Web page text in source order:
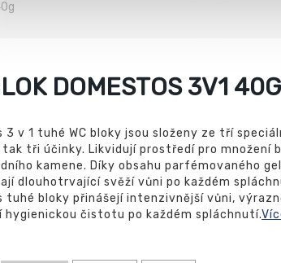
DOMESTOS 3V1 40G
3 v 1 tuhé WC bloky jsou složeny ze tří
tak tři účinky. Likvidují prostředí pro množení
kamene. Díky obsahu parfémovaného
dlouhotrvající svěží vůni po každém
tuhé bloky přinášejí intenzivnější vůni,
hygienickou čistotu po každém spláchnutí.